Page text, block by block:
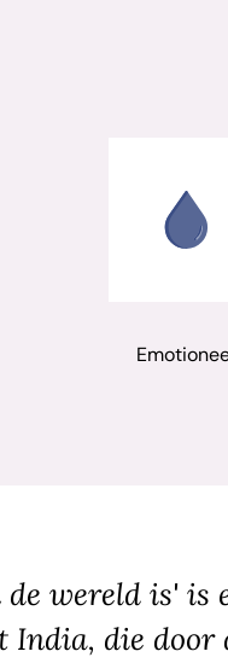
de wereld is' is
die door